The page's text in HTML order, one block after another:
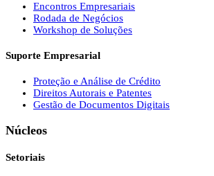
Encontros Empresariais
Rodada de Negócios
Workshop de Soluções
Suporte Empresarial
Proteção e Análise de Crédito
Direitos Autorais e Patentes
Gestão de Documentos Digitais
Núcleos
Setoriais